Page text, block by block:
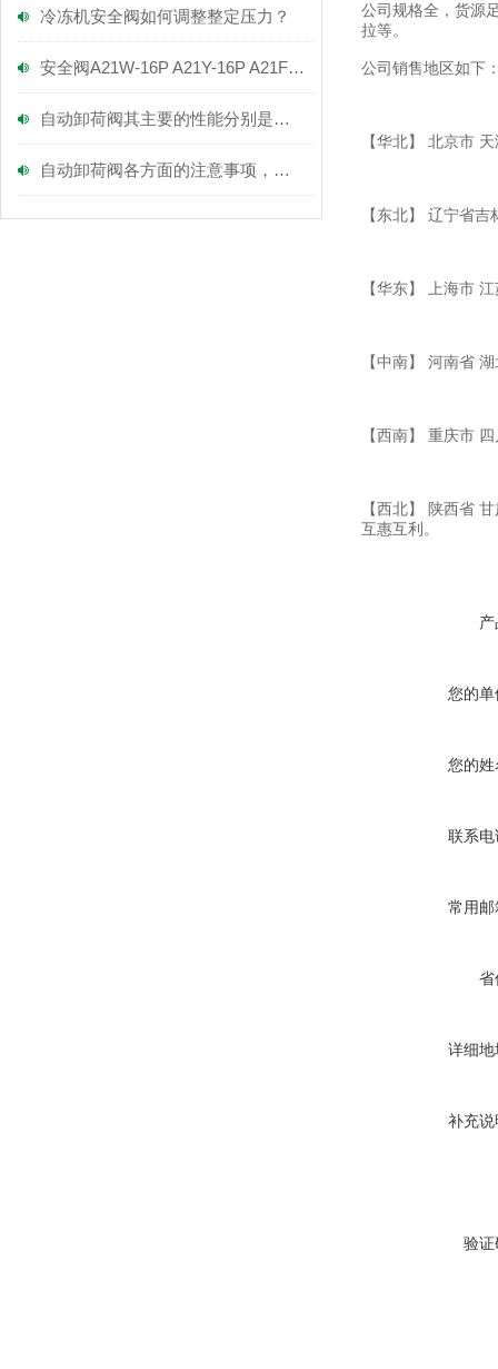
冷冻机安全阀如何调整整定压力？
安全阀A21W-16P A21Y-16P A21F-16P
自动卸荷阀其主要的性能分别是什么？
自动卸荷阀各方面的注意事项，不容小觑！
公司规格全，货源
拉等。
公司销售地区如下
【华北】 北京市
【东北】 辽宁省
【华东】 上海市
【中南】 河南省
【西南】 重庆市
【西北】 陕西省
互惠互利。
您的单
您的姓
联系电
常用邮
省
详细地
补充说
验证